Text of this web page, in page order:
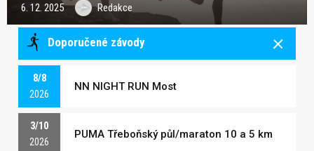
6. 12. 2025 Redakce
Doporučené závody
8/8
2026
NN NIGHT RUN Most
3/10
2026
PUMA Třeboňský půl/maraton 10 a 5 km